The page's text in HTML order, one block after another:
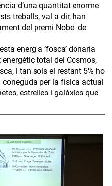
d’una quantitat enorme
treballs, val a dir, han
del premi Nobel de
energia ‘fosca’ donaria
total del Cosmos,
i tan sols el restant 5% ho
per la física actual
estrelles i galàxies que